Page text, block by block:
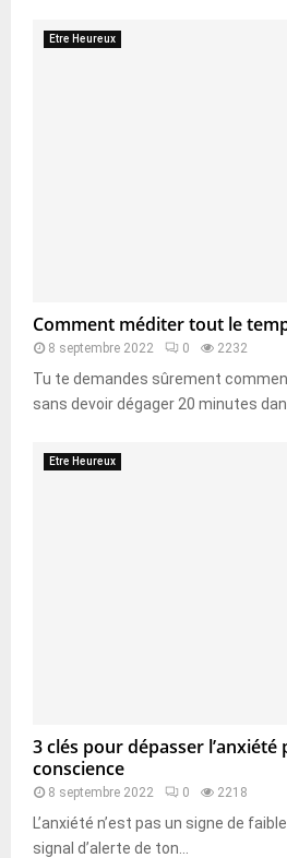
Etre Heureux
Comment méditer tout le
8 septembre 2022 0 2232
Tu te demandes sûrement
sans devoir dégager 20 minutes
Etre Heureux
3 clés pour dépasser l’anxiété
conscience
8 septembre 2022 0 2218
L’anxiété n’est pas un signe de
signal d’alerte de ton...